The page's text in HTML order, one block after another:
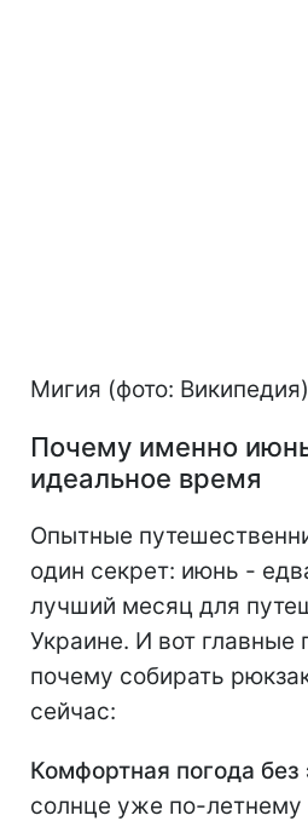
Мигия (фото: Википедия)
Почему именно
идеальное время
Опытные
один секрет: июнь -
лучший месяц для
Украине. И вот главные
почему собирать
сейчас:
Комфортная погода без
солнце уже по-летнему